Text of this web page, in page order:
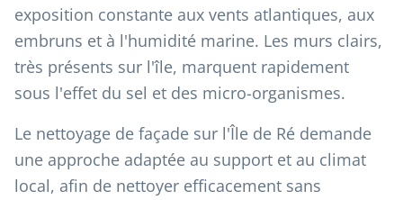
exposition constante aux vents atlantiques, aux
embruns et à l'humidité marine. Les murs clairs,
très présents sur l'île, marquent rapidement
sous l'effet du sel et des micro-organismes.
Le nettoyage de façade sur l'Île de Ré demande
une approche adaptée au support et au climat
local, afin de nettoyer efficacement sans